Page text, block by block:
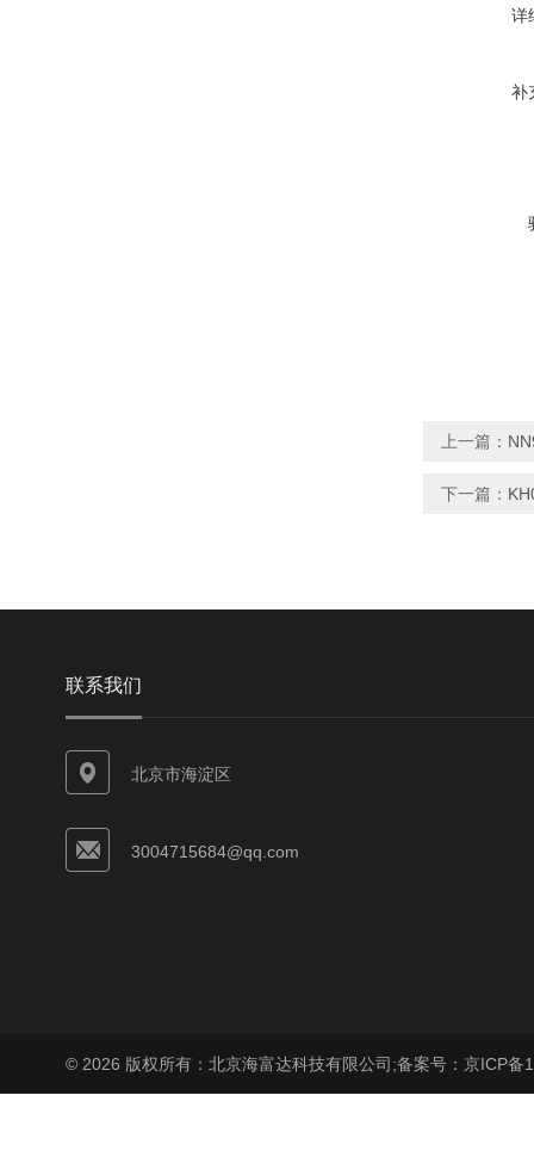
详
补
上一篇：
下一篇：
联系我们
北京市海淀区
3004715684@qq.com
© 2026 版权所有：北京海富达科技有限公司;备案号：京ICP备